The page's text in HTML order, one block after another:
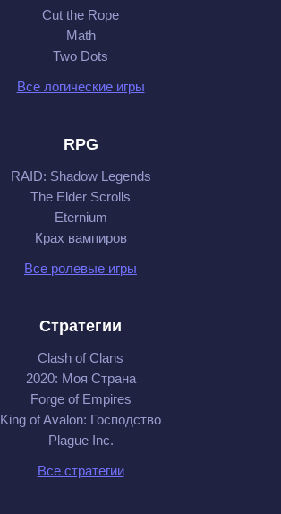
Cut the Rope
Math
Two Dots
Все логические игры
RPG
RAID: Shadow Legends
The Elder Scrolls
Eternium
Крах вампиров
Все ролевые игры
Стратегии
Clash of Clans
2020: Моя Cтрана
Forge of Empires
King of Avalon: Господство
Plague Inc.
Все стратегии